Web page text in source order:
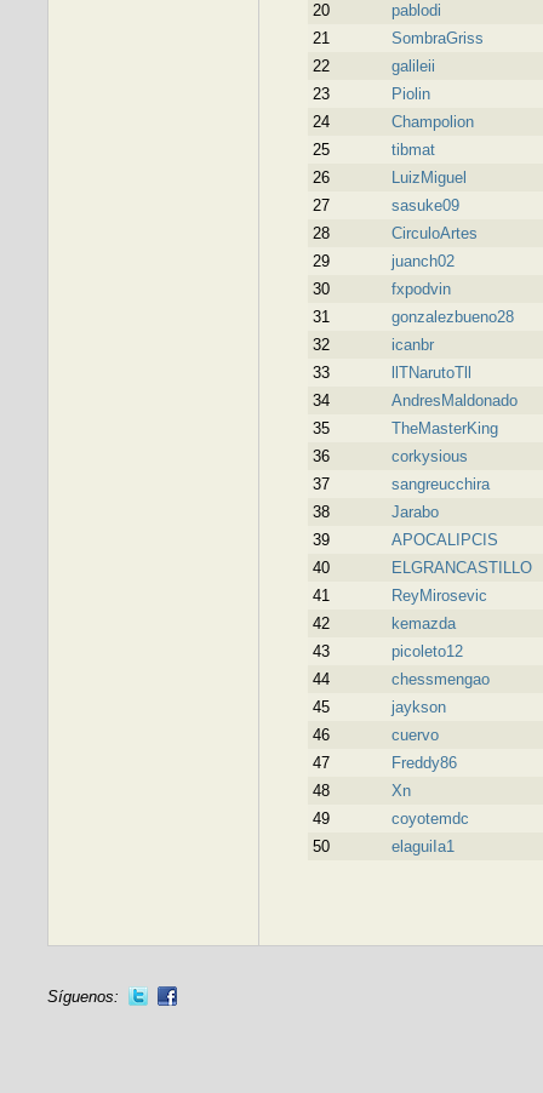
20
pablodi
21
SombraGriss
22
galileii
23
Piolin
24
Champolion
25
tibmat
26
LuizMiguel
27
sasuke09
28
CirculoArtes
29
juanch02
30
fxpodvin
31
gonzalezbueno28
32
icanbr
33
llTNarutoTll
34
AndresMaldonado
35
TheMasterKing
36
corkysious
37
sangreucchira
38
Jarabo
39
APOCALIPCIS
40
ELGRANCASTILLO
41
ReyMirosevic
42
kemazda
43
picoleto12
44
chessmengao
45
jaykson
46
cuervo
47
Freddy86
48
Xn
49
coyotemdc
50
elaguiIa1
Síguenos: